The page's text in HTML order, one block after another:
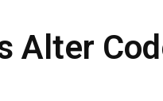
Alter